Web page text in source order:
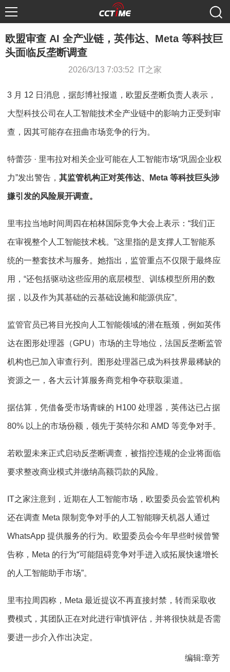
欧盟审查 AI 全产业链，英伟达、Meta 等科技巨
头面临反垄断调查
2026/3/13 7:03:52 IT之家
3 月 12 日消息，据彭博社报道，欧盟反垄断负责人表示，
大型科技公司在人工智能技术全产业链中的影响力正受到审
查，因其可能存在扭曲市场竞争的行为。
特蕾莎 · 里韦拉对相关企业可能在人工智能市场“巩固企业权
力”发出警告， 其监管机构正对英伟达、Meta 等科技巨头涉
嫌引发的风险展开调查。
里韦拉当地时间周四在柏林国际竞争大会上表示：“我们正
在审视整个人工智能技术栈。”这里指的是支撑人工智能系
统的一整套技术与服务。她指出，监管重点不仅限于最终应
用，“还包括驱动这些应用的底层模型、训练模型所用的数
据，以及作为其基础的云基础设施和能源供应”。
监管官员已将目光投向人工智能领域的潜在瓶颈，例如英伟
达在图形处理器（GPU）市场的主导地位，法国反垄断监管
机构也已加入审查行列。图形处理器已成为科技界最稀缺的
资源之一，各大云计算服务商竞相争夺获取渠道。
据估算，凭借备受市场青睐的 H100 处理器，英伟达已占据
80% 以上的市场份额，领先于英特尔和 AMD 等竞争对手。
若欧盟未来正式启动反垄断调查，被指控违规的企业将面临
要求整改商业模式并缴纳高额罚款的风险。
IT之家注意到，近期在人工智能市场，欧盟委员会监管机构
还在调查 Meta 限制竞争对手的人工智能聊天机器人通过
WhatsApp 提供服务的行为。欧盟委员会今年早些时候曾警
告称，Meta 的行为“可能阻碍竞争对手进入或拓展快速增长
的人工智能助手市场”。
里韦拉周四称，Meta 最近提议不再直接封禁，转而采取收
费模式，其团队正在对此进行审慎评估，并将很快就是否需
要进一步介入作出决定。
编辑:章芳